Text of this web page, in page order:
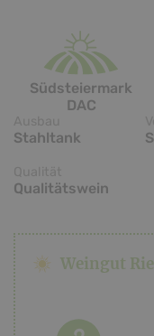
Südsteiermark
DAC
Stahltank
Qualitätswein
Weingut